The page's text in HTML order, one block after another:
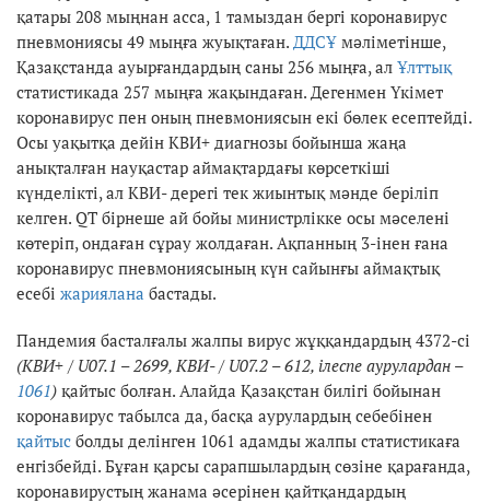
қатары 208 мыңнан асса, 1 тамыздан бергі коронавирус
пневмониясы 49 мыңға жуықтаған. ДДСҰ мәліметінше,
Қазақстанда ауырғандардың саны 256 мыңға, ал Ұлттық
статистикада 257 мыңға жақындаған. Дегенмен Үкімет
коронавирус пен оның пневмониясын екі бөлек есептейді.
Осы уақытқа дейін КВИ+ диагнозы бойынша жаңа
анықталған науқастар аймақтардағы көрсеткіші
күнделікті, ал КВИ- дерегі тек жиынтық мәнде беріліп
келген. QT бірнеше ай бойы министрлікке осы мәселені
көтеріп, ондаған сұрау жолдаған. Ақпанның 3-інен ғана
коронавирус пневмониясының күн сайынғы аймақтық
есебі жариялана бастады.
Пандемия басталғалы жалпы вирус жұққандардың 4372-сі
(КВИ+ / U07.1 – 2699, КВИ- / U07.2 – 612, ілеспе аурулардан –
1061) қайтыс болған. Алайда Қазақстан билігі бойынан
коронавирус табылса да, басқа аурулардың себебінен
қайтыс болды делінген 1061 адамды жалпы статистикаға
енгізбейді. Бұған қарсы сарапшылардың сөзіне қарағанда,
коронавирустың жанама әсерінен қайтқандардың